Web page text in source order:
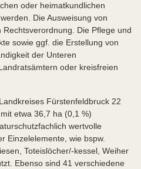
oder heimatkundlichen
Die Ausweisung von
Die Pflege und
sowie ggf. die Erstellung von
der Unteren
oder kreisfreien
Fürstenfeldbruck 22
etwa 36,7 ha (0,1 %)
wertvolle
Einzelelemente, wie bspw.
Toteislöcher/-kessel, Weiher
Ebenso sind 41 verschiedene